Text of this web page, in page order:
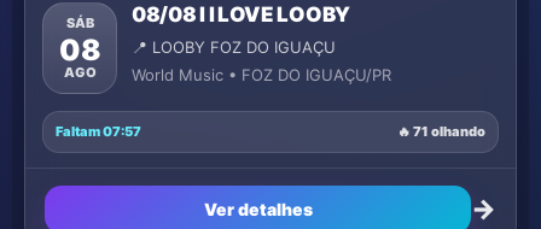
SÁB
08
AGO
08/08 I I LOVE LOOBY
📍 LOOBY FOZ DO IGUAÇU
World Music • FOZ DO IGUAÇU/PR
Faltam 07:57 🔥 71 olhando
Ver detalhes →